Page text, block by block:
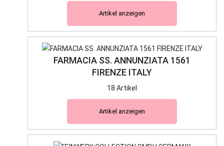
Artikel anzeigen
FARMACIA SS. ANNUNZIATA 1561
FIRENZE ITALY
18 Artikel
Artikel anzeigen